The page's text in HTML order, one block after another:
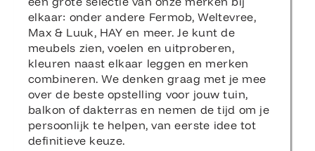
elkaar: onder andere Fermob, Weltevree,
Max & Luuk, HAY en meer. Je kunt de
meubels zien, voelen en uitproberen,
kleuren naast elkaar leggen en merken
combineren. We denken graag met je mee
over de beste opstelling voor jouw tuin,
balkon of dakterras en nemen de tijd om je
persoonlijk te helpen, van eerste idee tot
definitieve keuze.